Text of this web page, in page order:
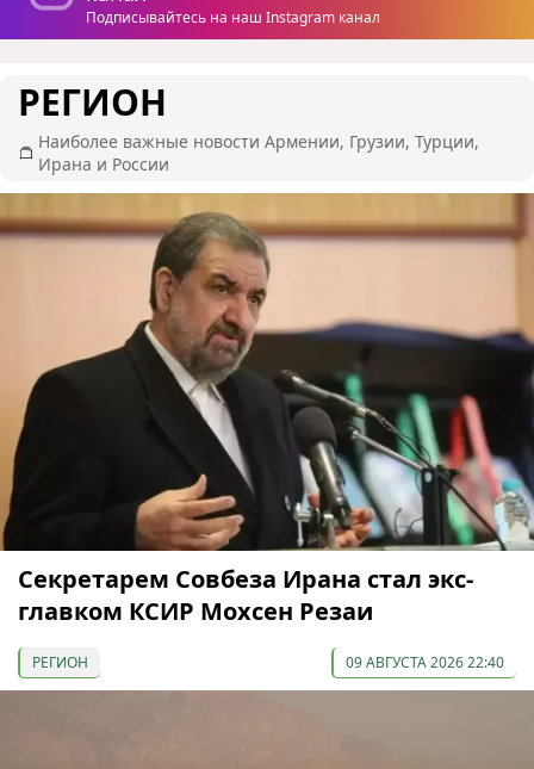
Подписывайтесь на наш Instagram канал
РЕГИОН
Наиболее важные новости Армении, Грузии, Турции,
Ирана и России
Секретарем Совбеза Ирана стал экс-
главком КСИР Мохсен Резаи
РЕГИОН 09 АВГУСТА 2026 22:40